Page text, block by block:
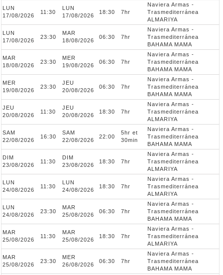
LUN
17/08/2026
11:30
LUN
17/08/2026
18:30 7hr
Naviera Armas -
Trasmediterránea
ALMARIYA
LUN
17/08/2026
23:30
MAR
18/08/2026
06:30 7hr
Naviera Armas -
Trasmediterránea
BAHAMA MAMA
MAR
18/08/2026
23:30
MER
19/08/2026
06:30 7hr
Naviera Armas -
Trasmediterránea
BAHAMA MAMA
MER
19/08/2026
23:30
JEU
20/08/2026
06:30 7hr
Naviera Armas -
Trasmediterránea
BAHAMA MAMA
JEU
20/08/2026
11:30
JEU
20/08/2026
18:30 7hr
Naviera Armas -
Trasmediterránea
ALMARIYA
SAM
22/08/2026
16:30
SAM
22/08/2026
22:00
5hr et
30min
Naviera Armas -
Trasmediterránea
BAHAMA MAMA
DIM
23/08/2026
11:30
DIM
23/08/2026
18:30 7hr
Naviera Armas -
Trasmediterránea
ALMARIYA
LUN
24/08/2026
11:30
LUN
24/08/2026
18:30 7hr
Naviera Armas -
Trasmediterránea
ALMARIYA
LUN
24/08/2026
23:30
MAR
25/08/2026
06:30 7hr
Naviera Armas -
Trasmediterránea
BAHAMA MAMA
MAR
25/08/2026
11:30
MAR
25/08/2026
18:30 7hr
Naviera Armas -
Trasmediterránea
ALMARIYA
MAR
25/08/2026
23:30
MER
26/08/2026
06:30 7hr
Naviera Armas -
Trasmediterránea
BAHAMA MAMA